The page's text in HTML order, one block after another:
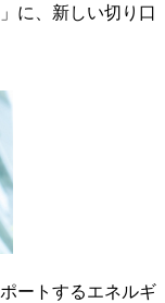
に、新しい切り口
ートするエネルギ